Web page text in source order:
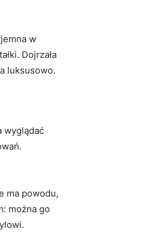
w
Dojrzała
luksusowo.
wyglądać
ma powodu,
można go